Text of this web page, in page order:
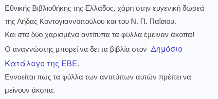
Εθνικής Βιβλιοθήκης της Ελλάδος, χάρη στην ευγενική δωρεά
της Λήδας Κοντογιαννοπούλου και του Ν. Π. Παΐσιου.
Και στα δύο χαρισμένα αντίτυπα τα φύλλα έμειναν άκοπα!
Ο αναγνώστης μπορεί να δει τα βιβλία στον
Δημόσιο
Κατάλογο της ΕΒΕ.
Εννοείται πως τα φύλλα των αντιτύπων αυτών πρέπει να
μείνουν άκοπα.